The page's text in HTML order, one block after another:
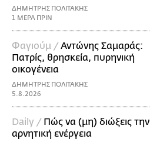
ΔΗΜΗΤΡΗΣ ΠΟΛΙΤΑΚΗΣ
1 ΜΕΡΑ ΠΡΙΝ
Φαγιούμ /Αντώνης Σαμαράς:
Πατρίς, θρησκεία, πυρηνική
οικογένεια
ΔΗΜΗΤΡΗΣ ΠΟΛΙΤΑΚΗΣ
5.8.2026
Daily / Πώς να (μη) διώξεις την
αρνητική ενέργεια